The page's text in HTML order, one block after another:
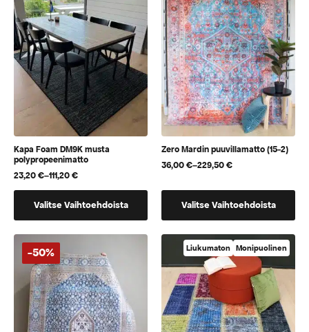
Voit
tehdä
valinnat
tuotteen
sivulla.
Voit
tehdä
valinnat
tuotteen
sivulla.
Kapa Foam DM9K musta
polypropeenimatto
23,20€–111,20€
Hintaluokka:
23,20 €
111,20 €
Valitse Vaihtoehdoista
useampi
muunnelma.
Voit
tehdä
valinnat
tuotteen
Zero Mardin puuvillamatto (15-2)
36,00€–229,50€
Hintaluokka:
-
229,50 €Valitse Vaihtoehdoista
useampi
muunnelma.
Voit
tehdä
valinnat
tuotteen
-50% Liukumaton Monipuolinen